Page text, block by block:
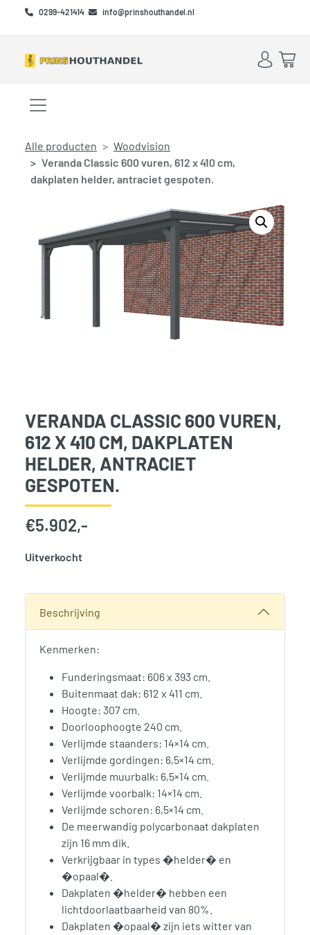
Skip to main content
Skip to footer
0299-421414 info@prinshouthandel.nl
Account
Menu openen/sluiten
Alle producten
Woodvision
Veranda Classic 600 vuren, 612 x 410 cm,
dakplaten helder, antraciet gespoten.
VERANDA CLASSIC 600 VUREN,
612 X 410 CM, DAKPLATEN
HELDER, ANTRACIET
GESPOTEN.
€5.902,-
Uitverkocht
Beschrijving
Kenmerken:
Funderingsmaat: 606 x 393 cm.
Buitenmaat dak: 612 x 411 cm.
Hoogte: 307 cm.
Doorloophoogte 240 cm.
Verlijmde staanders: 14×14 cm.
Verlijmde gordingen: 6,5×14 cm.
Verlijmde muurbalk: 6,5×14 cm.
Verlijmde voorbalk: 14×14 cm.
Verlijmde schoren: 6,5×14 cm.
De meerwandig polycarbonaat dakplaten
zijn 16 mm dik.
Verkrijgbaar in types �helder� en
�opaal�.
Dakplaten �helder� hebben een
lichtdoorlaatbaarheid van 80%.
Dakplaten �opaal� zijn iets witter van